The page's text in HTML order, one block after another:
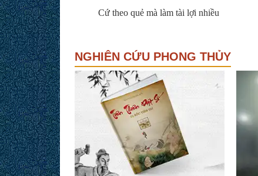
Cứ theo quẻ mà làm tài lợi nhiều
NGHIÊN CỨU PHONG THỦY